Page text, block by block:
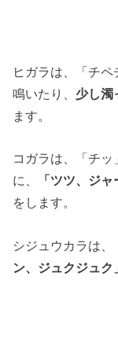
ヒガラは、「チ
鳴いたり、 少し濁
ます。
コガラは、「チ
に、
「ツツ、ジ
をします。
シジュウカラは、
ン、ジュクジュ